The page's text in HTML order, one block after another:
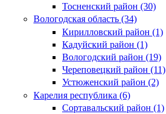
Тосненский район (30)
Вологодская область (34)
Кирилловский район (1)
Кадуйский район (1)
Вологодский район (19)
Череповецкий район (11)
Устюженский район (2)
Карелия республика (6)
Сортавальский район (1)